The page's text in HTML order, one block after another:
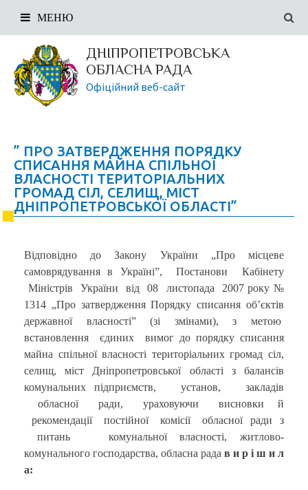
ДНІПРОПЕТРОВСЬКА
ОБЛАСНА РАДА
Офіційний веб-сайт
МЕНЮ
” ПРО ЗАТВЕРДЖЕННЯ ПОРЯДКУ
СПИСАННЯ МАЙНА СПІЛЬНОЇ
ВЛАСНОСТІ ТЕРИТОРІАЛЬНИХ
ГРОМАД СІЛ, СЕЛИЩ, МІСТ
ДНІПРОПЕТРОВСЬКОЇ ОБЛАСТІ”
Відповідно до Закону України „Про місцеве
самоврядування в Україні”, Постанови Кабінету
Міністрів України від 08 листопада 2007 року №
1314 „Про затвердження Порядку списання об’єктів
державної власності” (зі змінами), з метою
встановлення єдиних вимог до порядку списання
майна спільної власності територіальних громад сіл,
селищ, міст Дніпропетровської області з балансів
комунальних підприємств, установ, закладів
обласної ради, ураховуючи висновки й
рекомендації постійної комісії обласної ради з
питань комунальної власності, житлово-
комунального господарства, обласна рада в и р і ш и л
а: